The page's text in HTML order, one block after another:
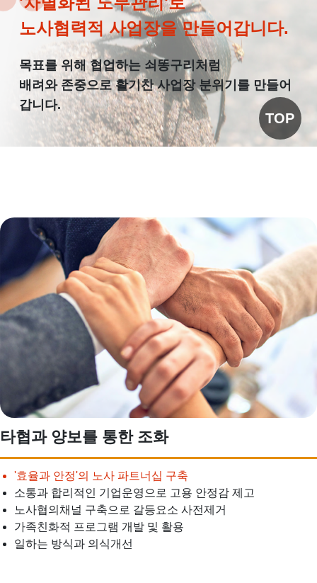
TOP
노사협력적 사업장을 만들어갑니다.
목표를 위해 협업하는 쇠똥구리처럼
배려와 존중으로 활기찬 사업장 분위기를 만들어
갑니다.
타협과 양보를 통한 조화
'효율과 안정'의 노사 파트너십 구축
소통과 합리적인 기업운영으로 고용 안정감 제고
노사협의채널 구축으로 갈등요소 사전제거
가족친화적 프로그램 개발 및 활용
일하는 방식과 의식개선